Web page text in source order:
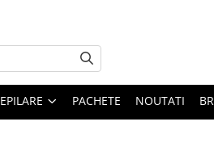
EPILARE PACHETE NOUTATI